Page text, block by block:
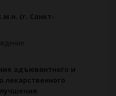
(г. Санкт-
адъювантного и
лекарственного